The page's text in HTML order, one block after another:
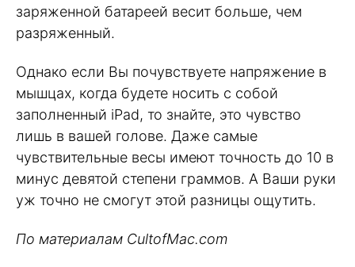
заряженной батареей весит больше, чем
разряженный.
Однако если Вы почувствуете напряжение в
мышцах, когда будете носить с собой
заполненный iPad, то знайте, это чувство
лишь в вашей голове. Даже самые
чувствительные весы имеют точность до 10 в
минус девятой степени граммов. А Ваши руки
уж точно не смогут этой разницы ощутить.
По материалам CultofMac.com